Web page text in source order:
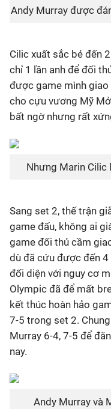
Andy Murray được
Cilic xuất sắc bẻ đến
chỉ 1 lần anh để đối
được game mình giao
cho cựu vương Mỹ
bất ngờ nhưng rất
Nhưng Marin Cilic
Sang set 2, thế trận
game đấu, không ai
game đối thủ cầm
dù đã cứu được đến
đối diện với nguy cơ
Olympic đã để mất
kết thúc hoàn hảo
7-5 trong set 2.
Murray 6-4, 7-5 để
nay.
Andy Murray và